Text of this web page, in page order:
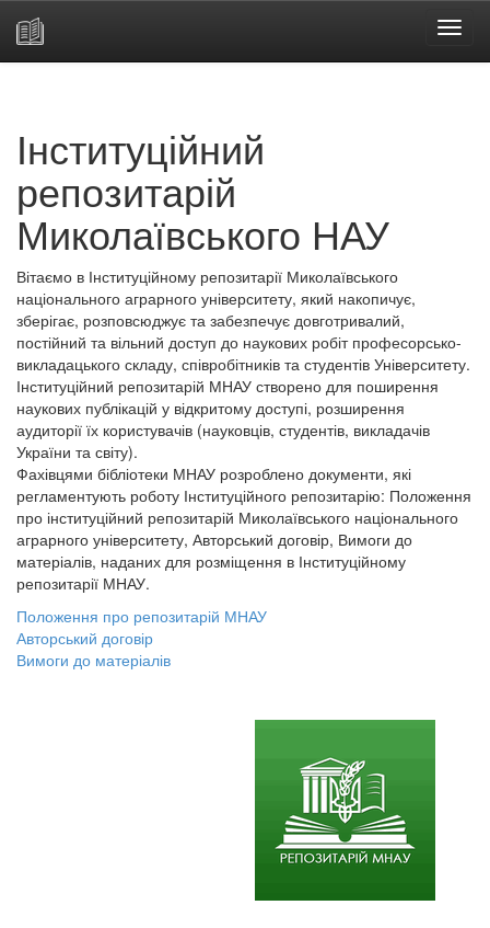
Інституційний
репозитарій
Миколаївського НАУ
Вітаємо в Інституційному репозитарії Миколаївського
національного аграрного університету, який накопичує,
зберігає, розповсюджує та забезпечує довготривалий,
постійний та вільний доступ до наукових робіт професорсько-
викладацького складу, співробітників та студентів Університету.
Інституційний репозитарій МНАУ створено для поширення
наукових публікацій у відкритому доступі, розширення
аудиторії їх користувачів (науковців, студентів, викладачів
України та світу).
Фахівцями бібліотеки МНАУ розроблено документи, які
регламентують роботу Інституційного репозитарію: Положення
про інституційний репозитарій Миколаївського національного
аграрного університету, Авторський договір, Вимоги до
матеріалів, наданих для розміщення в Інституційному
репозитарії МНАУ.
Положення про репозитарій МНАУ
Авторський договір
Вимоги до матеріалів